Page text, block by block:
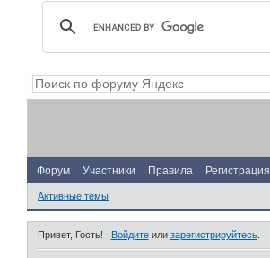
Форум Участники Правила Регистрация
Активные темы
Привет, Гость! Войдитеили зарегистрируйтесь.